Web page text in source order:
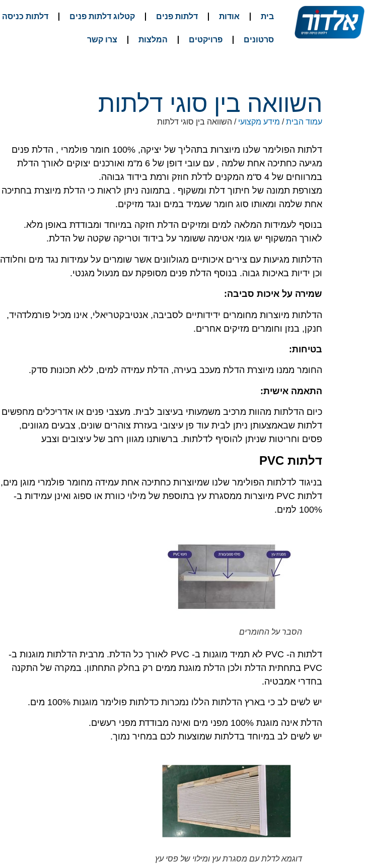
בית אודות דלתות פנים קטלוג דלתות פנים דלתות כניסה
סרטונים פרויקטים המלצות צרו קשר
השוואה בין סוגי דלתות
עמוד הבית/ מידע מקצועי / השוואה בין סוגי דלתות
דלתות הפולימר שלנו מיוצרות בתהליך של יציקה, 100% חומר פולמרי , הדלת פנים
מגיעה כחתיכה אחת שלמה , עם עובי דופן של 6 מ"מ ואורכנים יצוקים לאורך הדלת
במרווחים של 4 ס"מ המקנים לדלת חוזק ורמת בידוד גבוהה.
מצורפת תמונה של חיתוך דלת ומשקוף . בתמונה ניתן לראות כי הדלת מיוצרת בחתיכה
אחת שלמה ומאותו סוג חומר שעמיד במים ונגד מזיקים.
בנוסף לעמידות המלאה למים ומזיקים הדלת חזקה במיוחד ומבודדת באופן מלא.
לאורך המשקוף יש גומי אטימה ששומר על בידוד וטריקה שקטה של הדלת.
הדלתות מגיעות עם צירים איכותיים מגולוונים אשר שומרים על עמידות נגד מים וחלודה
וכן ידיות באיכות גבוה. בנוסף הדלת פנים מסופקת עם מנעול מגנטי.
שמירה על איכות סביבה:
הדלתות מיוצרות מחומרים ידידותיים לסביבה, אנטיבקטריאלי, אינו מכיל פורמלדהיד,
חנקן, בנזן וחומרים מזיקים אחרים.
בטיחות:
החומר ממנו מיוצרת הדלת מעכב בעירה, הדלת עמידה למים, ללא תכונות סדק.
התאמה אישית:
כיום הדלתות מהוות מרכיב משמעותי בעיצוב לבית. מעצבי פנים או אדריכלים מחפשים
דלתות שבאמצעותן ניתן לבית עוד פן עיצובי בעזרת צוהרים שונים, צבעים מגוונים,
פסים וחריטות שניתן להוסיף לדלתות. ברשותנו מגוון רחב של עיצובים וצבע
דלתות PVC
בניגוד לדלתות הפולימר שלנו שמיוצרות כחתיכה אחת עמידה מחומר פולמרי מוגן מים,
דלתות PVC מיוצרות ממסגרת עץ בתוספת של מילוי כוורת או ספוג ואינן עמידות ב-
100% למים.
הסבר על החומרים
דלתות ה- PVC לא תמיד מוגנות ב- PVC לאורך כל הדלת. מרבית הדלתות מוגנות ב-
PVC בתחתית הדלת ולכן הדלת מוגנת ממים רק בחלק התחתון. במקרה של התקנה
בחדרי אמבטיה.
יש לשים לב כי בארץ הדלתות הללו נמכרות כדלתות פולימר מוגנות 100% מים.
הדלת אינה מוגנת 100% מפני מים ואינה מבודדת מפני רעשים.
יש לשים לב במיוחד בדלתות שמוצעות לכם במחיר נמוך.
דוגמא לדלת עם מסגרת עץ ומילוי של פסי עץ